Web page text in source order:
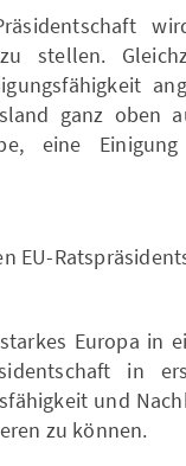
zu stellen.
ganz oben
eine
EU-
Europa in
in
und
zu können.